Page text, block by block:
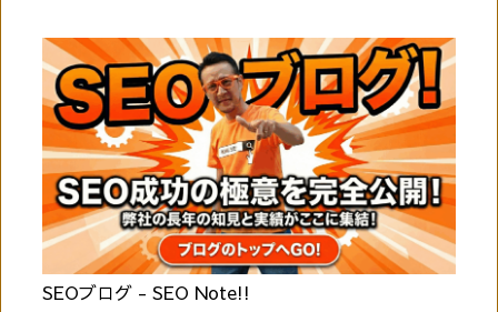
SEOブログ - SEO Note!!